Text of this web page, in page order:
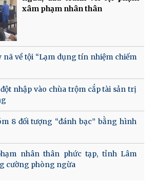
xâm phạm nhân thân
nã về tội “Lạm dụng tín nhiệm chiếm
nhập vào chùa trộm cắp tài sản trị
8 đối tượng “đánh bạc” bằng hình
nhân thân phức tạp, tỉnh Lâm
cường phòng ngừa